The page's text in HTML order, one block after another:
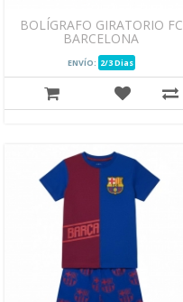
BOLÍGRAFO GIRATORIO FC
BARCELONA
ENVÍO: 2/3 Dias